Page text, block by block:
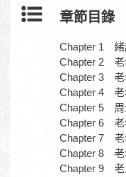
章節目錄
Chapter 1 緒
Chapter 2 老
Chapter 3 老
Chapter 4 老
Chapter 5 周
Chapter 6 老
Chapter 7 老
Chapter 8 老
Chapter 9 老